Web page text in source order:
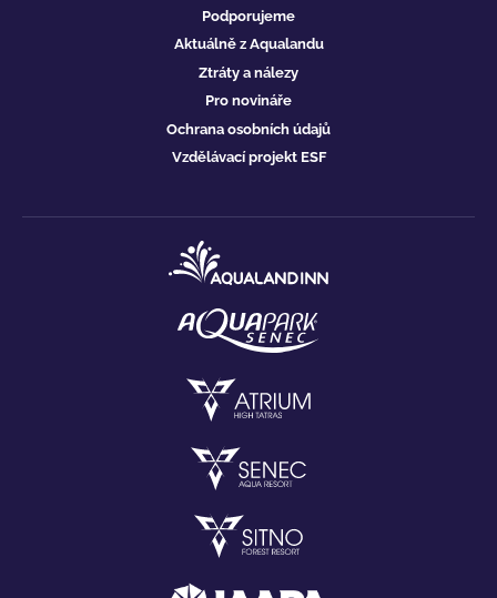
Podporujeme
Aktuálně z Aqualandu
Ztráty a nálezy
Pro novináře
Ochrana osobních údajů
Vzdělávací projekt ESF